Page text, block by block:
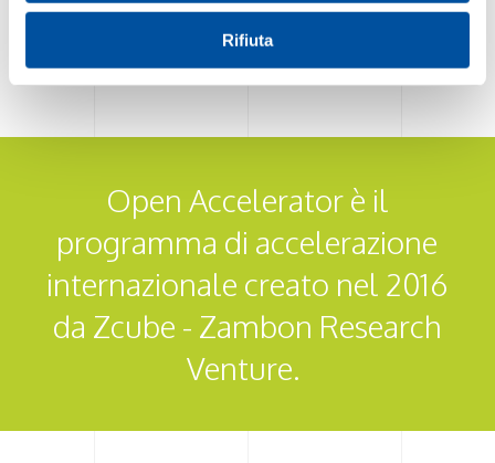
Rifiuta
Open Accelerator è il
programma di accelerazione
internazionale creato nel 2016
da Zcube - Zambon Research
Venture.